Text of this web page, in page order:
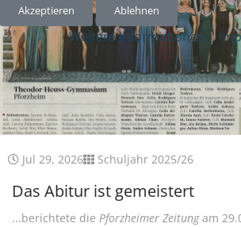
Jul 29, 2026 Schuljahr 2025/26
Das Abitur ist gemeistert
...berichtete die Pforzheimer Zeitungam
Akzeptieren Ablehnen
Weitere Informationen |